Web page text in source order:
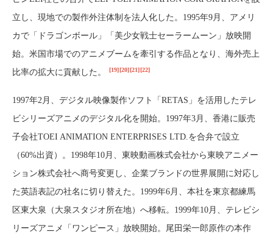
立し、現地での製作外注体制を法人化した。1995年9月、アメリ
カで「ドラゴンボール」「美少女戦士セーラームーン」放映開
始。米国市場でのアニメブームを牽引する作品となり、海外売上
比率の拡大に貢献した。
[19][20][21][22]
1997年2月、デジタル映像製作ソフト「RETAS」を活用したテレ
ビシリーズアニメのデジタル化を開始。1997年3月、香港に販売
子会社TOEI ANIMATION ENTERPRISES LTD.を合弁で設立
（60%出資）。1998年10月、東映動画株式会社から東映アニメー
ション株式会社へ商号変更し、企業ブランドの世界展開に対応し
た英語表記の社名に切り替えた。1999年6月、本社を東京都練馬
区東大泉（大泉スタジオ所在地）へ移転。1999年10月、テレビシ
リーズアニメ「ワンピース」放映開始。尾田栄一郎原作の本作